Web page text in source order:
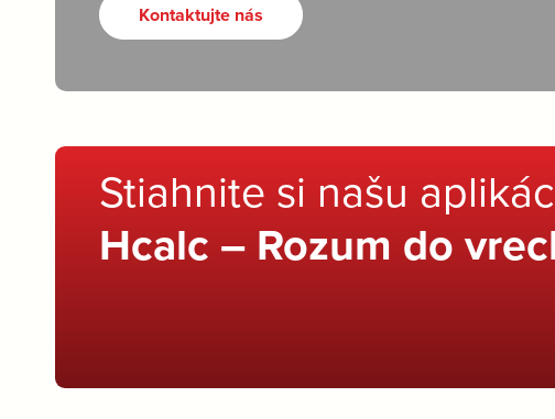
Kontaktujte nás
Stiahnite si našu
Hcalc – Rozum do